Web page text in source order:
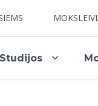
Studijos